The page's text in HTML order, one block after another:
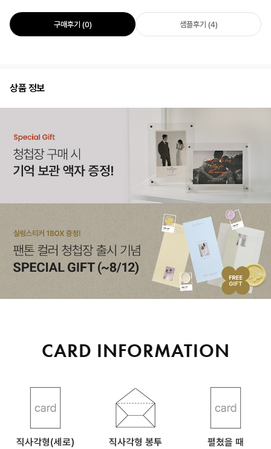
구매후기 (0) 샘플후기 (4)
상품 정보
CARD INFORMATION
직사각형(세로)
직사각형 봉투
펼쳤을 때